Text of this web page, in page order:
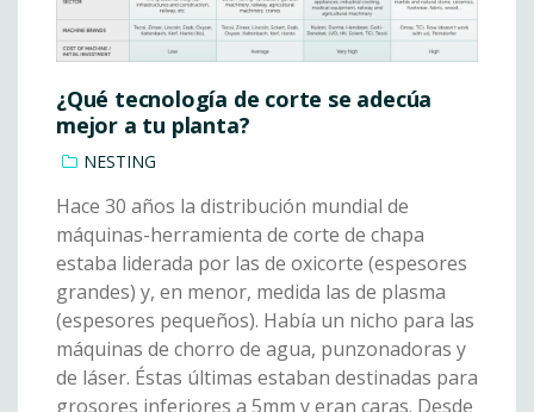
¿Qué tecnología de corte se adecúa
mejor a tu planta?
NESTING
Hace 30 años la distribución mundial de
máquinas-herramienta de corte de chapa
estaba liderada por las de oxicorte (espesores
grandes) y, en menor, medida las de plasma
(espesores pequeños). Había un nicho para las
máquinas de chorro de agua, punzonadoras y
de láser. Éstas últimas estaban destinadas para
grosores inferiores a 5mm y eran caras. Desde